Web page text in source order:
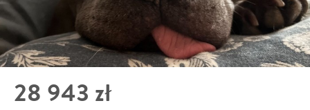
28 943 zł